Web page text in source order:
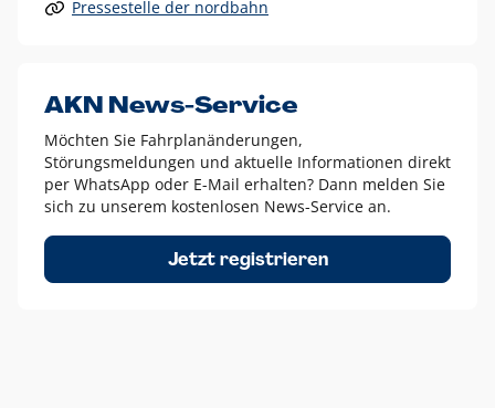
Alle anderen Logo-Varianten dürfen nur in Ausnahmefällen
Diese Ausnahmen sind zum Beispiel:
dem AKN Blau,
weißes Logo auf Fotohintergründen,
schwarzes Logo für reine Schwarz-Weiß-Umsetzungen
Um das Logo herum muss ein Schutzraum von jeweils einer
Höhe bzw. Breite des N aus AKN in alle Richtungen
Pressestelle der nordbahn
AKN News-Service
Möchten Sie Fahrplanänderungen,
Störungsmeldungen und aktuelle Informationen direkt
per WhatsApp oder E-Mail erhalten? Dann melden Sie
sich zu unserem kostenlosen News-Service an.
Jetzt registrieren